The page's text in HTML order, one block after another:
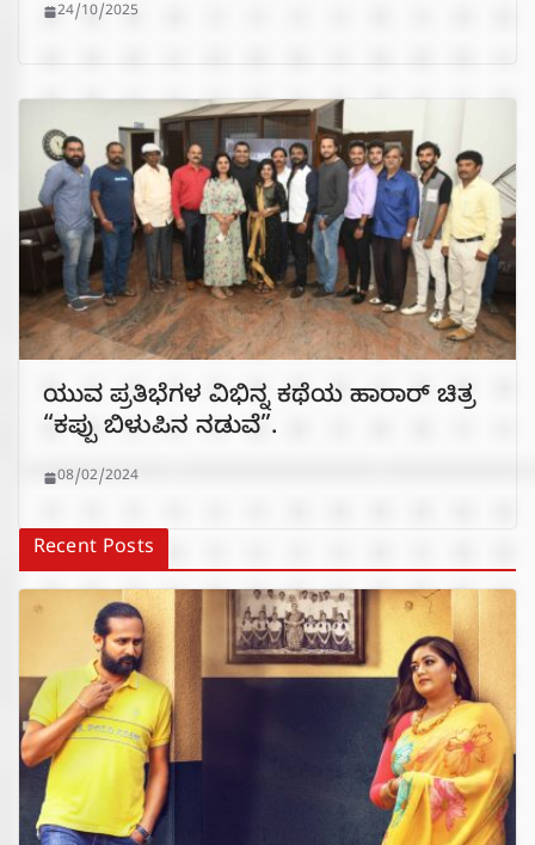
24/10/2025
ಯುವ ಪ್ರತಿಭೆಗಳ ವಿಭಿನ್ನ ಕಥೆಯ ಹಾರಾರ್ ಚಿತ್ರ
“ಕಪ್ಪು ಬಿಳುಪಿನ ನಡುವೆ”.
08/02/2024
Recent Posts